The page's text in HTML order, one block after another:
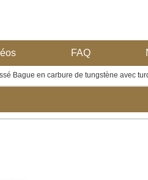
FAQ
Bague en carbure de tungstène avec